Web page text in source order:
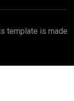
template is made